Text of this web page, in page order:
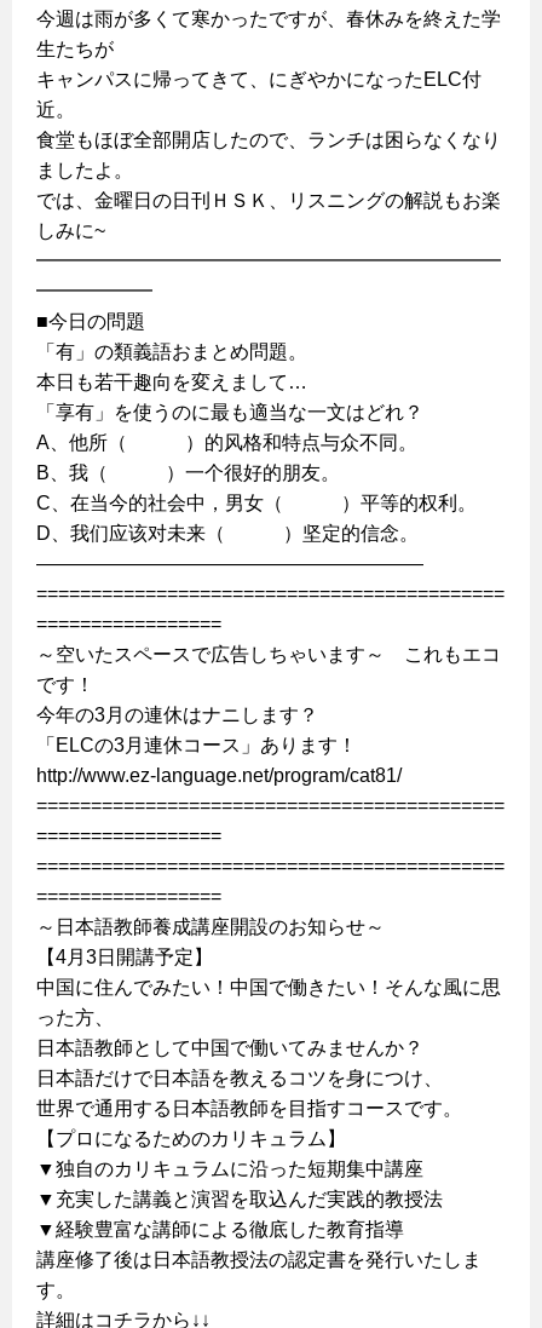
今週は雨が多くて寒かったですが、春休みを終えた学
生たちが
キャンパスに帰ってきて、にぎやかになったELC付
近。
食堂もほぼ全部開店したので、ランチは困らなくなり
ましたよ。
では、金曜日の日刊ＨＳＫ、リスニングの解説もお楽
しみに~
━━━━━━━━━━━━━━━━━━━━━━━━
━━━━━━
■今日の問題
「有」の類義語おまとめ問題。
本日も若干趣向を変えまして…
「享有」を使うのに最も適当な一文はどれ？
A、他所（ ）的风格和特点与众不同。
B、我（ ）一个很好的朋友。
C、在当今的社会中，男女（ ）平等的权利。
D、我们应该对未来（ ）坚定的信念。
————————————————————
===========================================
=================
～空いたスペースで広告しちゃいます～ これもエコ
です！
今年の3月の連休はナニします？
「ELCの3月連休コース」あります！
http://www.ez-language.net/program/cat81/
===========================================
=================
===========================================
=================
～日本語教師養成講座開設のお知らせ～
【4月3日開講予定】
中国に住んでみたい！中国で働きたい！そんな風に思
った方、
日本語教師として中国で働いてみませんか？
日本語だけで日本語を教えるコツを身につけ、
世界で通用する日本語教師を目指すコースです。
【プロになるためのカリキュラム】
▼独自のカリキュラムに沿った短期集中講座
▼充実した講義と演習を取込んだ実践的教授法
▼経験豊富な講師による徹底した教育指導
講座修了後は日本語教授法の認定書を発行いたしま
す。
詳細はコチラから↓↓